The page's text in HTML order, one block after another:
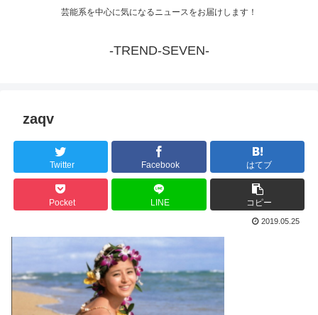
芸能系を中心に気になるニュースをお届けします！
-TREND-SEVEN-
zaqv
Twitter Facebook はてブ
Pocket LINE コピー
2019.05.25